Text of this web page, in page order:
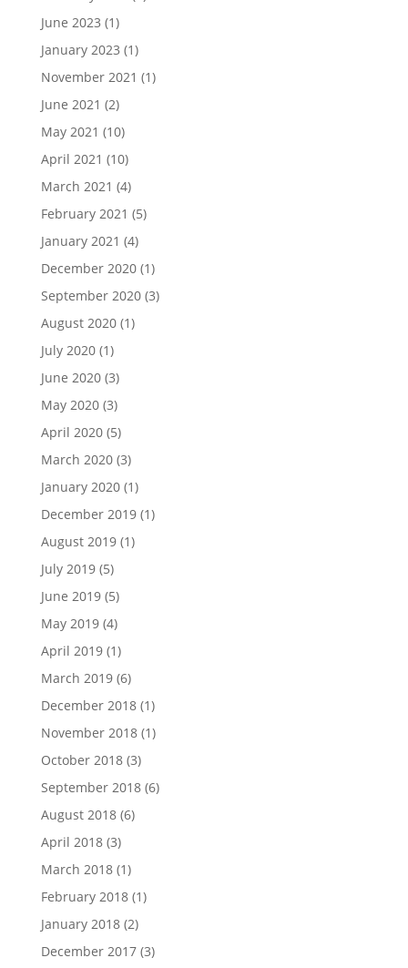
June 2023 (1)
January 2023 (1)
November 2021 (1)
June 2021 (2)
May 2021 (10)
April 2021 (10)
March 2021 (4)
February 2021 (5)
January 2021 (4)
December 2020(1)
September 2020(3)
August 2020(1)
July 2020(1)
June 2020(3)
May 2020(3)
April 2020(5)
March 2020(3)
January 2020(1)
December 2019(1)
August 2019(1)
July 2019(5)
June 2019(5)
May 2019(4)
April 2019(1)
March 2019(6)
December 2018(1)
November 2018(1)
October 2018(3)
September 2018(6)
August 2018(6)
April 2018(3)
March 2018(1)
February 2018(1)
January 2018(2)
December 2017(3)